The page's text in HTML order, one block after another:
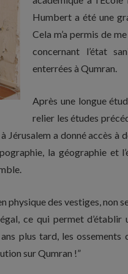
Humbert a été une
Cela m’a permis de
concernant l’état
enterrées à Qumran.
Après une longue
relier les études
Jérusalem a donné accès à
la géographie et
physique des vestiges, non
ce qui permet
plus tard, les ossements
sur Qumran !”